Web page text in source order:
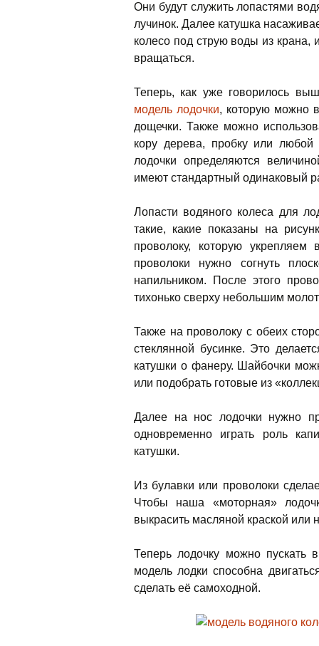
Они будут служить лопастями
лучинок. Далее катушка
колесо под струю воды из крана,
вращаться.
Теперь, как уже говорилось
модель лодочки, которую можно
дощечки. Также можно
кору дерева, пробку или
лодочки определяются
имеют стандартный одинаковый
Лопасти водяного колеса для
такие, какие показаны на
проволоку, которую
проволоки нужно согнуть
напильником. После этого
тихонько сверху небольшим
Также на проволоку с обеих
стеклянной бусинке. Это
катушки о фанеру. Шайбочки
или подобрать готовые из
Далее на нос лодочки нужно
одновременно играть роль
катушки.
Из булавки или проволоки
Чтобы наша «моторная»
выкрасить масляной краской или
Теперь лодочку можно пускать
модель лодки способна
сделать её самоходной.